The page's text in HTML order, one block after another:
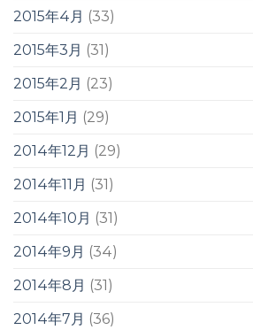
2015年4月 (33)
2015年3月 (31)
2015年2月 (23)
2015年1月 (29)
2014年12月 (29)
2014年11月 (31)
2014年10月 (31)
2014年9月 (34)
2014年8月 (31)
2014年7月 (36)